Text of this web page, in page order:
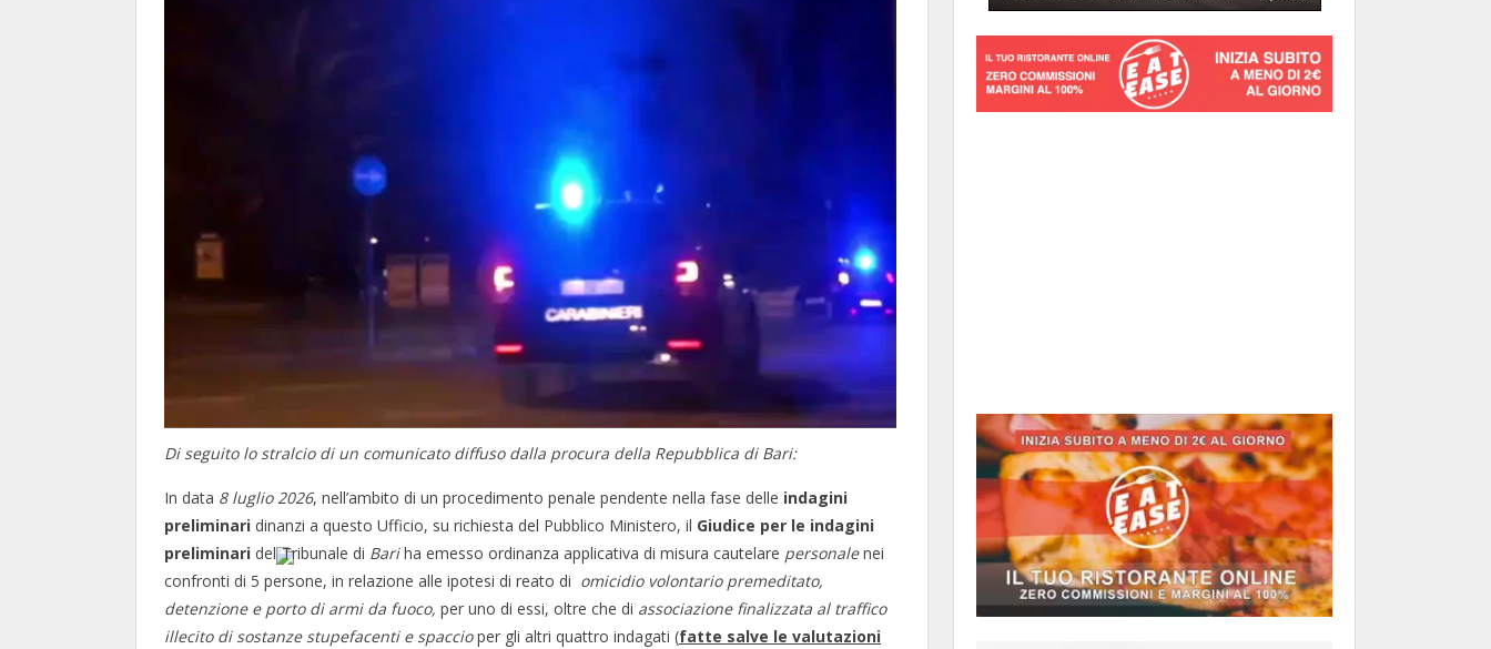
Di seguito lo stralcio di un comunicato diffuso dalla procura della Repubblica di Bari:
In data 8 luglio 2026, nell’ambito di un procedimento penale pendente nella fase delle indagini
preliminari dinanzi a questo Ufficio, su richiesta del Pubblico Ministero, il Giudice per le indagini
preliminari delTribunale di Bariha emesso ordinanza applicativa di misura cautelare personalenei
confronti di 5 persone, in relazione alle ipotesi di reato di omicidio volontario premeditato,
detenzione e porto di armi da fuoco, per uno di essi, oltre che di associazione finalizzata al traffico
illecito di sostanze stupefacenti e spaccioper gli altri quattro indagati (fatte salve le valutazioni